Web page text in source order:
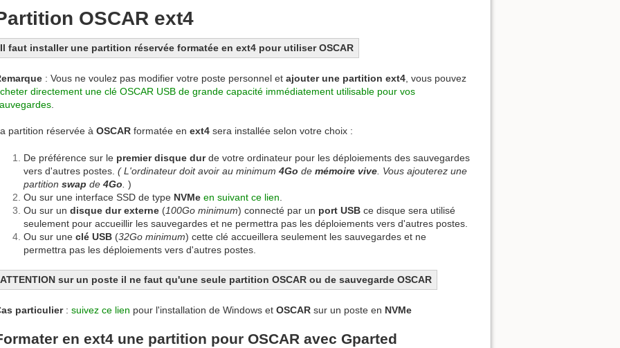
OSCAR ext4
Il faut installer une partition réservée formatée en ext4 pour utiliser OSCAR
: Vous ne voulez pas modifier votre poste personnel et ajouter une partition ext4 , vous pouvez
directement une clé OSCAR USB de grande capacité immédiatement utilisable pour vos
partition réservée à OSCAR formatée en ext4 sera installée selon votre choix :
De préférence sur le premier disque durde votre ordinateur pour les déploiements des sauvegardes
vers d'autres postes. ( L'ordinateur doit avoir au minimum 4Go de mémoire vive . Vous ajouterez une
partition swap de 4Go )
Ou sur une interface SSD de type NVMe en suivant ce lien
Ou sur un disque dur externe (100Go minimum) connecté par un port USB ce disque sera utilisé
seulement pour accueillir les sauvegardes et ne permettra pas les déploiements vers d'autres postes.
Ou sur une clé USB (32Go minimum) cette clé accueillera seulement les sauvegardes et ne
permettra pas les déploiements vers d'autres postes.
ATTENTION sur un poste il ne faut qu'une seule partition OSCAR ou de sauvegarde OSCAR
particulier: suivez ce lien pour l'installation de Windows et OSCAR sur un poste en NVMe
en ext4 une partition pour OSCAR avec Gparted